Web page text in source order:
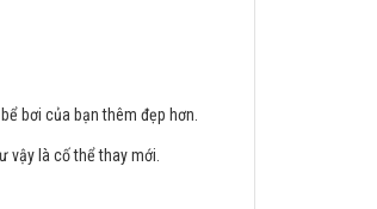
bơi của bạn thêm đẹp hơn.
vậy là cố thể thay mới.